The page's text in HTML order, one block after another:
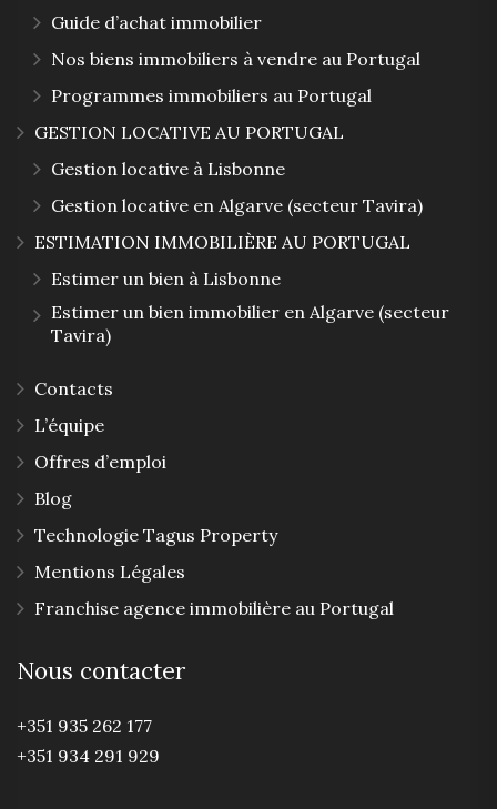
Guide d’achat immobilier
Nos biens immobiliers à vendre au Portugal
Programmes immobiliers au Portugal
GESTION LOCATIVE AU PORTUGAL
Gestion locative à Lisbonne
Gestion locative en Algarve (secteur Tavira)
ESTIMATION IMMOBILIÈRE AU PORTUGAL
Estimer un bien à Lisbonne
Estimer un bien immobilier en Algarve (secteur
Tavira)
Contacts
L’équipe
Offres d’emploi
Blog
Technologie Tagus Property
Mentions Légales
Franchise agence immobilière au Portugal
Nous contacter
+351 935 262 177
+351 934 291 929